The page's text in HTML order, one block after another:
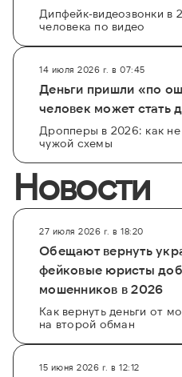
Дипфейк-видеозвонки в
человека по видео
14 июля 2026 г. в 07:45
Деньги пришли «по
человек может стать
Дропперы в 2026: как не
чужой схемы
Новости
27 июля 2026 г. в 18:20
Обещают вернуть
фейковые юристы
мошенников в 2026
Как вернуть деньги от
на второй обман
15 июня 2026 г. в 12:12